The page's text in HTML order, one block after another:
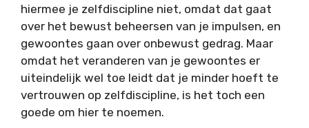
hiermee je zelfdiscipline niet, omdat dat gaat
over het bewust beheersen van je impulsen, en
gewoontes gaan over onbewust gedrag. Maar
omdat het veranderen van je gewoontes er
uiteindelijk wel toe leidt dat je minder hoeft te
vertrouwen op zelfdiscipline, is het toch een
goede om hier te noemen.